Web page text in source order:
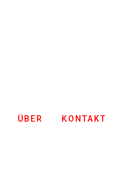
ÜBER KONTAKT